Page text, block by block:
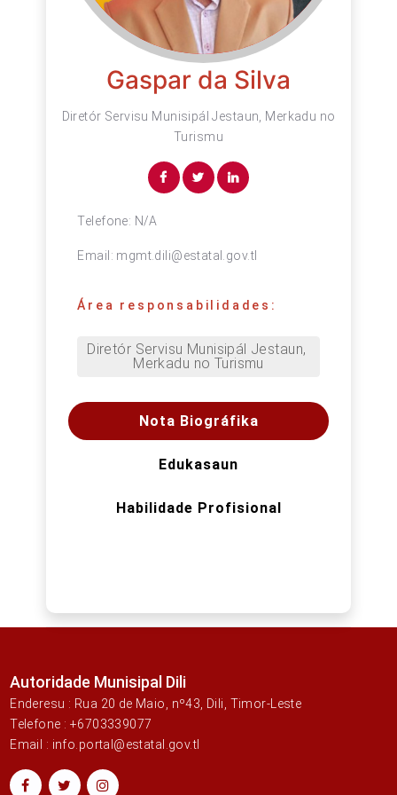
Gaspar da Silva
Diretór Servisu Munisipál Jestaun, Merkadu no
Turismu
Telefone: N/A
Email: mgmt.dili@estatal.gov.tl
Área responsabilidades:
Diretór Servisu Munisipál Jestaun,
Merkadu no Turismu
Nota Biográfika
Edukasaun
Habilidade Profisional
Autoridade Munisipal Dili
Enderesu : Rua 20 de Maio, nº43, Dili, Timor-Leste
Telefone : +6703339077
Email : info.portal@estatal.gov.tl